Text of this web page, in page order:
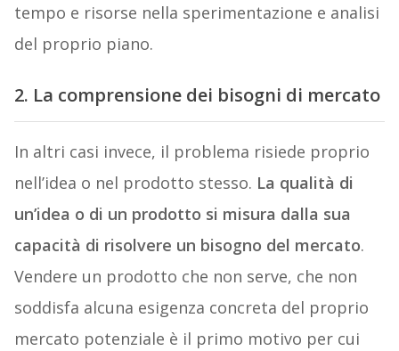
tempo e risorse nella sperimentazione e analisi
del proprio piano.
2. La comprensione dei bisogni di mercato
In altri casi invece, il problema risiede proprio
nell’idea o nel prodotto stesso. La qualità di
un’idea o di un prodotto si misura dalla sua
capacità di risolvere un bisogno del mercato.
Vendere un prodotto che non serve, che non
soddisfa alcuna esigenza concreta del proprio
mercato potenziale è il primo motivo per cui